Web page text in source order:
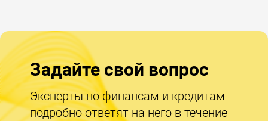
Задайте свой вопрос
Эксперты по финансам и кредитам
подробно ответят на него в течение